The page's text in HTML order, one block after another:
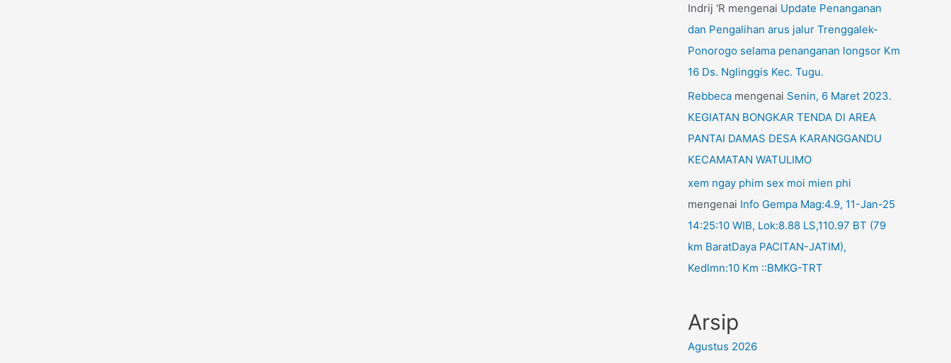
Indrij 'R mengenai Update Penanganan
dan Pengalihan arus jalur Trenggalek-
Ponorogo selama penanganan longsor Km
16 Ds. Nglinggis Kec. Tugu.
Rebbeca mengenai Senin, 6 Maret 2023.
KEGIATAN BONGKAR TENDA DI AREA
PANTAI DAMAS DESA KARANGGANDU
KECAMATAN WATULIMO
xem ngay phim sex moi mien phi
mengenai Info Gempa Mag:4.9, 11-Jan-25
14:25:10 WIB, Lok:8.88 LS,110.97 BT (79
km BaratDaya PACITAN-JATIM),
Kedlmn:10 Km ::BMKG-TRT
Arsip
Agustus 2026